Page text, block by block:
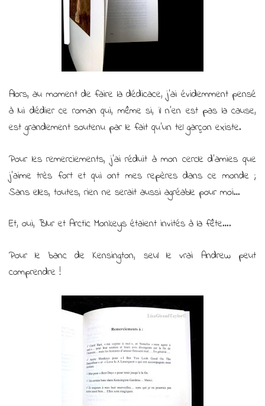
Alors, au moment de faire la dédicace, j’ai évidemment pensé
à lui dédier ce roman qui, même si, il n’en est pas la cause,
est grandement soutenu par le fait qu’un tel garçon existe.
Pour les remerciements, j’ai réduit à mon cercle d’amies que
j’aime très fort et qui ont mes repères dans ce monde ;
Sans elles, toutes, rien ne serait aussi agréable pour moi…
Et, oui, Blur et Arctic Monkeys étaient invités à la fête….
Pour le banc de Kensington, seul le vrai Andrew peut
comprendre !